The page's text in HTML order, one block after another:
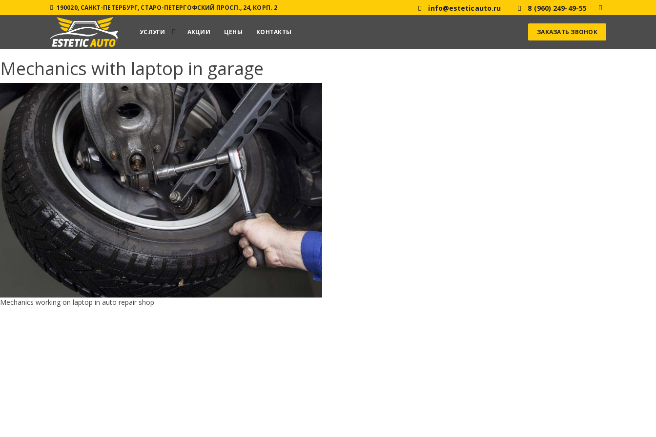
190020, САНКТ-ПЕТЕРБУРГ, СТАРО-ПЕТЕРГОФСКИЙ ПРОСП., 24, КОРП. 2 info@esteticauto.ru 8 (960) 249-49-55
УСЛУГИ АКЦИИ ЦЕНЫ КОНТАКТЫ ЗАКАЗАТЬ ЗВОНОК
Mechanics with laptop in garage
Mechanics working on laptop in auto repair shop